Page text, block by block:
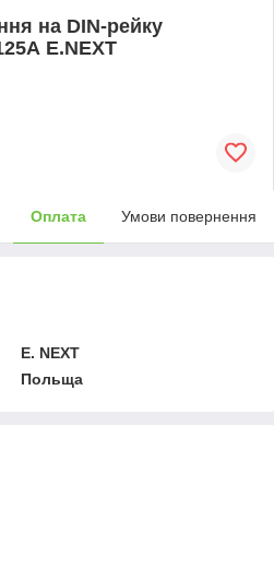
на DIN-рейку
E.NEXT
Оплата Умови повернення
E. NEXT
Польща